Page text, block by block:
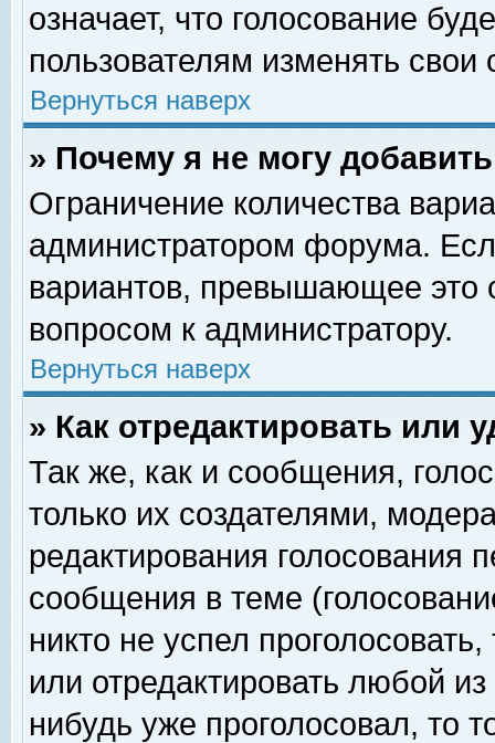
означает, что голосование
пользователям изменять свои
Вернуться наверх
» Почему я не могу
Ограничение количества
администратором форума.
вариантов, превышающее это
вопросом к администратору.
Вернуться наверх
» Как отредактировать или
Так же, как и сообщения,
только их создателями,
редактирования голосования
сообщения в теме
никто не успел
или отредактировать любой
нибудь уже проголосовал, то